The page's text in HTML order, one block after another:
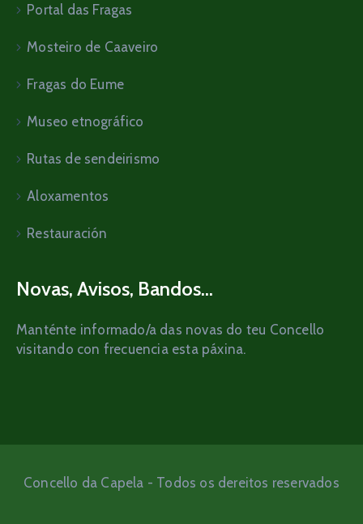
Portal das Fragas
Mosteiro de Caaveiro
Fragas do Eume
Museo etnográfico
Rutas de sendeirismo
Aloxamentos
Restauración
Novas, Avisos, Bandos...
Manténte informado/a das novas do teu Concello
visitando con frecuencia esta páxina.
Concello da Capela - Todos os dereitos reservados